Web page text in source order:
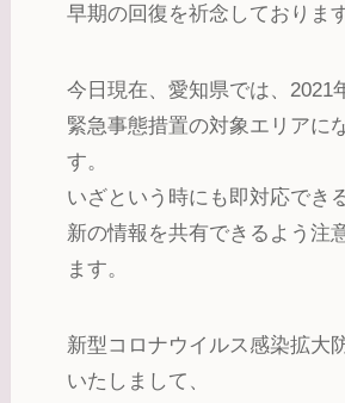
早期の回復を祈念しております
今日現在、愛知県では、2021
緊急事態措置の対象エリアに
す。
いざという時にも即対応でき
新の情報を共有できるよう注
ます。
新型コロナウイルス感染拡大
いたしまして、